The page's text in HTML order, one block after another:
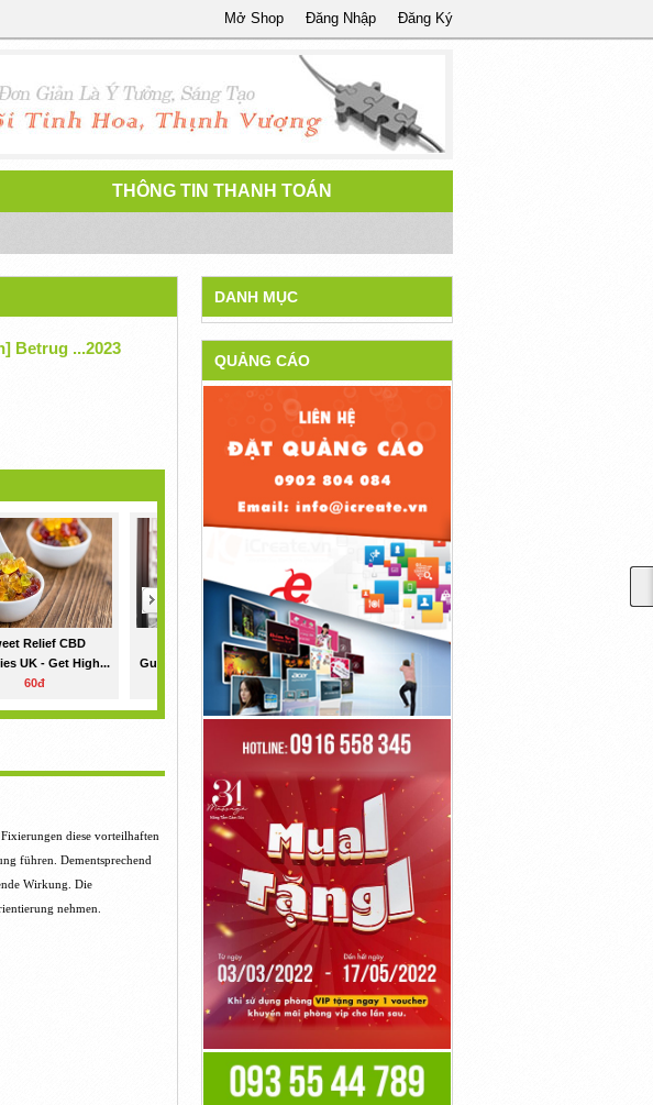
Đăng Ký
Đăng Nhập
Mở Shop
THÔNG TIN THANH TOÁN
Betrug ...2023
Relief CBD
UK - Get High...
60đ
Healing Hemp CBD
Gummies Reviews 2023...
50đ
Slim ACV Keto Gummies
Does It Work &...
>
diese vorteilhaften
führen. Dementsprechend
Wirkung. Die
nehmen.
DANH MỤC
QUẢNG CÁO